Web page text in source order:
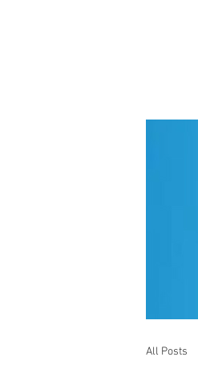
All Posts